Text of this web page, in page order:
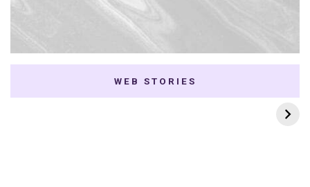
WEB STORIES
7 K-dramas Enemies
to Lovers
Thai Dramas com
First e Khaotung